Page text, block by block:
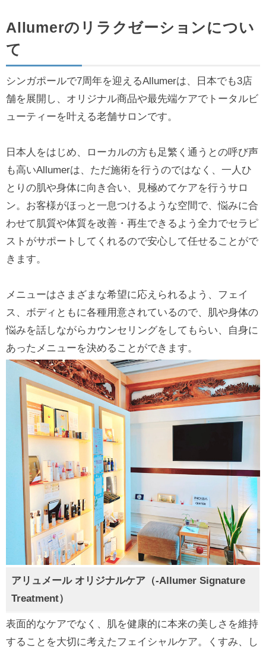
Allumerのリラクゼーションについ
て
シンガポールで7周年を迎えるAllumerは、日本でも3店
舗を展開し、オリジナル商品や最先端ケアでトータルビ
ューティーを叶える老舗サロンです。
日本人をはじめ、ローカルの方も足繁く通うとの呼び声
も高いAllumerは、ただ施術を行うのではなく、一人ひ
とりの肌や身体に向き合い、見極めてケアを行うサロ
ン。お客様がほっと一息つけるような空間で、悩みに合
わせて肌質や体質を改善・再生できるよう全力でセラピ
ストがサポートしてくれるので安心して任せることがで
きます。
メニューはさまざまな希望に応えられるよう、フェイ
ス、ボディともに各種用意されているので、肌や身体の
悩みを話しながらカウンセリングをしてもらい、自身に
あったメニューを決めることができます。
アリュメール オリジナルケア（-Allumer Signature
Treatment）
表面的なケアでなく、肌を健康的に本来の美しさを維持
することを大切に考えたフェイシャルケア。くすみ、し